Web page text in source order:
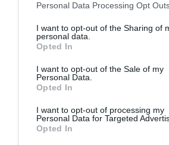
Personal Data Processing Opt
I want to opt-out of the Sharing of
personal data.
Opted In
I want to opt-out of the Sale of my
Personal Data.
Opted In
I want to opt-out of processing my
Personal Data for Targeted
Opted In
Ασημένιο θαύμα στη Μάλτα – Η Εθνική